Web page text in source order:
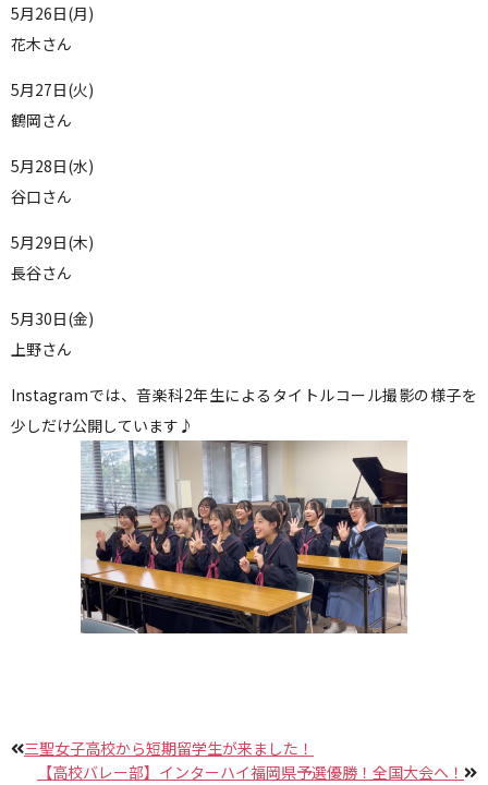
5月26日(月)
花木さん
5月27日(火)
鶴岡さん
5月28日(水)
谷口さん
5月29日(木)
長谷さん
5月30日(金)
上野さん
Instagramでは、音楽科2年生によるタイトルコール撮影の様子を
少しだけ公開しています♪
三聖女子高校から短期留学生が来ました！
【高校バレー部】インターハイ福岡県予選優勝！全国大会へ！